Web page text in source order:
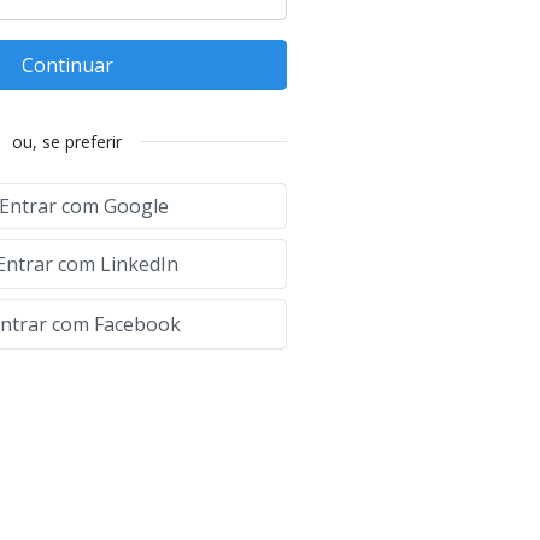
Continuar
ou, se preferir
com Google
com LinkedIn
com Facebook